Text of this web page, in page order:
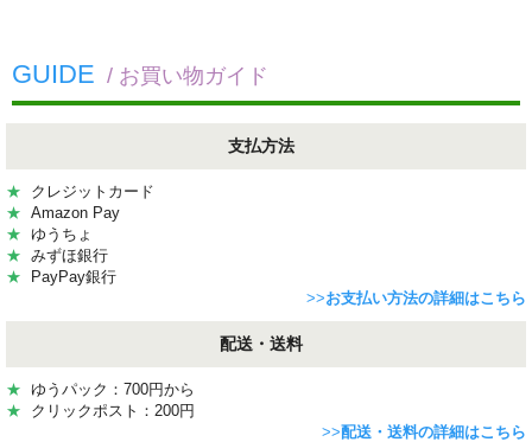
GUIDE / お買い物ガイド
支払方法
★ クレジットカード
★ Amazon Pay
★ ゆうちょ
★ みずほ銀行
★ PayPay銀行
>>お支払い方法の詳細はこちら
配送・送料
★ ゆうパック：700円から
★ クリックポスト：200円
>>配送・送料の詳細はこちら